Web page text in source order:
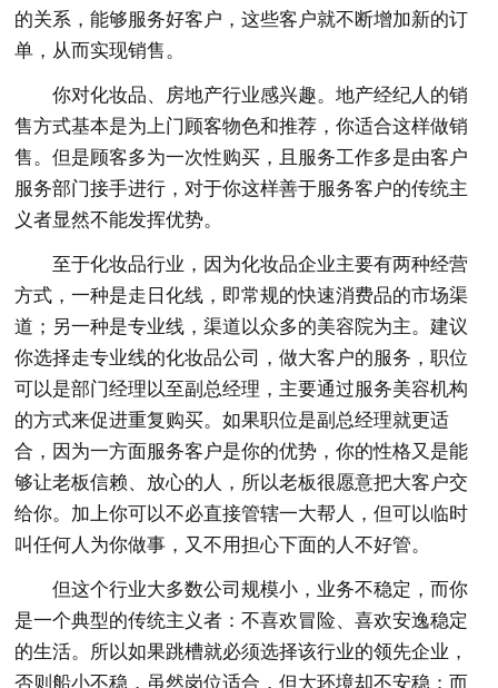
的关系，能够服务好客户，这些客户就不断增加新的订
单，从而实现销售。
你对化妆品、房地产行业感兴趣。地产经纪人的销
售方式基本是为上门顾客物色和推荐，你适合这样做销
售。但是顾客多为一次性购买，且服务工作多是由客户
服务部门接手进行，对于你这样善于服务客户的传统主
义者显然不能发挥优势。
至于化妆品行业，因为化妆品企业主要有两种经营
方式，一种是走日化线，即常规的快速消费品的市场渠
道；另一种是专业线，渠道以众多的美容院为主。建议
你选择走专业线的化妆品公司，做大客户的服务，职位
可以是部门经理以至副总经理，主要通过服务美容机构
的方式来促进重复购买。如果职位是副总经理就更适
合，因为一方面服务客户是你的优势，你的性格又是能
够让老板信赖、放心的人，所以老板很愿意把大客户交
给你。加上你可以不必直接管辖一大帮人，但可以临时
叫任何人为你做事，又不用担心下面的人不好管。
但这个行业大多数公司规模小，业务不稳定，而你
是一个典型的传统主义者：不喜欢冒险、喜欢安逸稳定
的生活。所以如果跳槽就必须选择该行业的领先企业，
否则船小不稳，虽然岗位适合，但大环境却不安稳；而